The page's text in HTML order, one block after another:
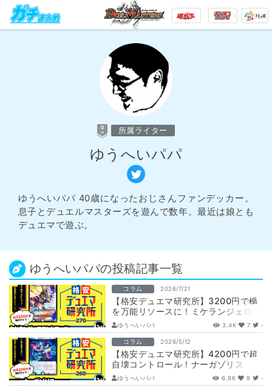
所属ライター
ゆうへいパパ
ゆうへいパパ 40歳になったおじさんファンデッカー。
息子とデュエルマスターズを遊んで数年。最近は娘とも
デュエマで遊ぶ。
ゆうへいパパの投稿記事一覧
コラム 2026/7/21
【格安デュエマ研究所】3200円で楯
を万能リソースに！ミケランジェロコ
ントロール
ゆうへいパパ 3.4K 7 -
コラム 2026/5/12
【格安デュエマ研究所】4200円で超
自壊コントロール！ナーガゾリス
ゆうへいパパ 6.9K 9 -